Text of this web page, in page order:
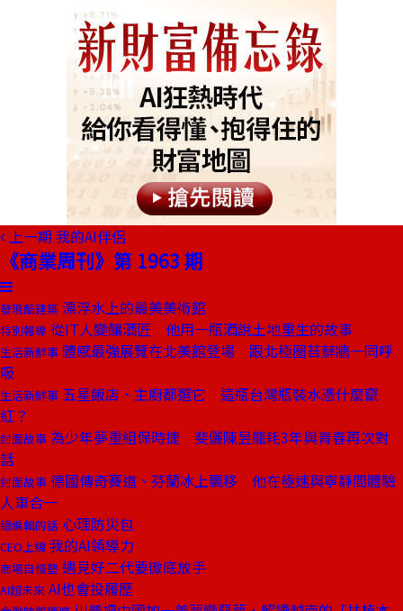
上一期 我的AI伴侶
《商業周刊》第 1963 期
發現酷建築 漂浮水上的最美美術館
特別報導 從IT人變釀酒匠 他用一瓶酒說土地重生的故事
生活新鮮事 體感最強展覽在北美館登場 跟北極圈苔蘚牆一同呼
吸
生活新鮮事 五星飯店、主廚都選它 這瓶台灣瓶裝水憑什麼竄
紅？
封面故事 為少年夢重組保時捷 斐儷陳昱龍耗3年與青春再次對
話
封面故事 德國傳奇賽道、芬蘭冰上飄移 他在極速與寧靜間體驗
人車合一
總編輯的話 心理防災包
CEO上線 我的AI領導力
商場自慢塾 遇見好二代要徹底放手
AI超未來 AI也會投履歷